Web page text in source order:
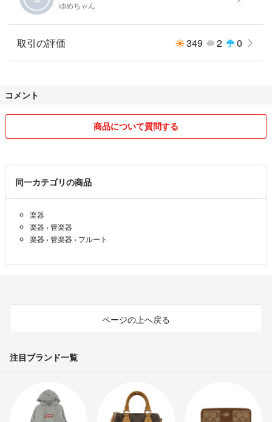
ゆめちゃん
取引の評価 349 2 0
コメント
商品について質問する
同一カテゴリの商品
楽器
楽器 › 管楽器
楽器 › 管楽器 › フルート
ページの上へ戻る
注目ブランド一覧